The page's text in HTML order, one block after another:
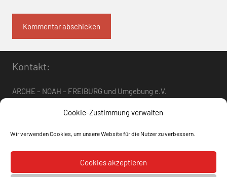
Cookie-Zustimmung verwalten
Wir verwenden Cookies, um unsere Website für die Nutzer zu verbessern.
Cookies akzeptieren
Kontakt:
ARCHE – NOAH – FREIBURG und Umgebung e.V.
arche-noah-freiburg[at]freenet.de